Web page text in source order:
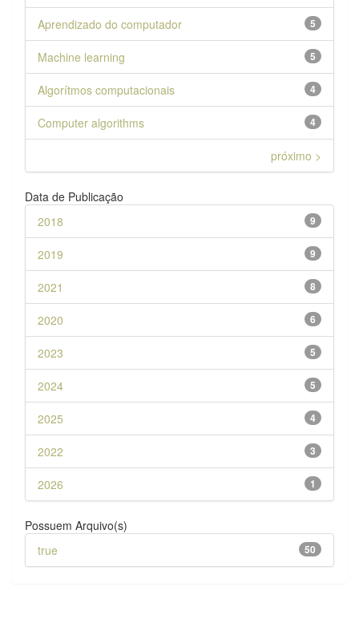
5
Aprendizado do computador
5
Machine learning
4
Algorítmos computacionais
4
Computer algorithms
próximo >
Data de Publicação
9
2018
9
2019
8
2021
6
2020
5
2023
5
2024
4
2025
3
2022
1
2026
Possuem Arquivo(s)
50
true